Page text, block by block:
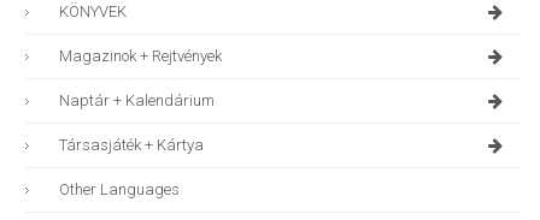
KÖNYVEK
Magazinok + Rejtvények
Naptár + Kalendárium
Társasjáték + Kártya
Other Languages